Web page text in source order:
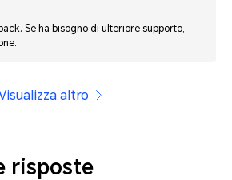
Se ha bisogno di ulteriore supporto,
altro
risposte